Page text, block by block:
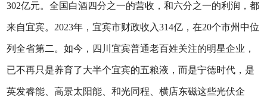
302亿元。全国白酒四分之一的营收，和六分之一的利润，都
来自宜宾。2023年，宜宾市财政收入314亿，在20个市州中位
列全省第二。如今，四川宜宾普通老百姓关注的明星企业，
已不再只是养育了大半个宜宾的五粮液，而是宁德时代，是
英发睿能、高景太阳能、和光同程、横店东磁这些光伏企